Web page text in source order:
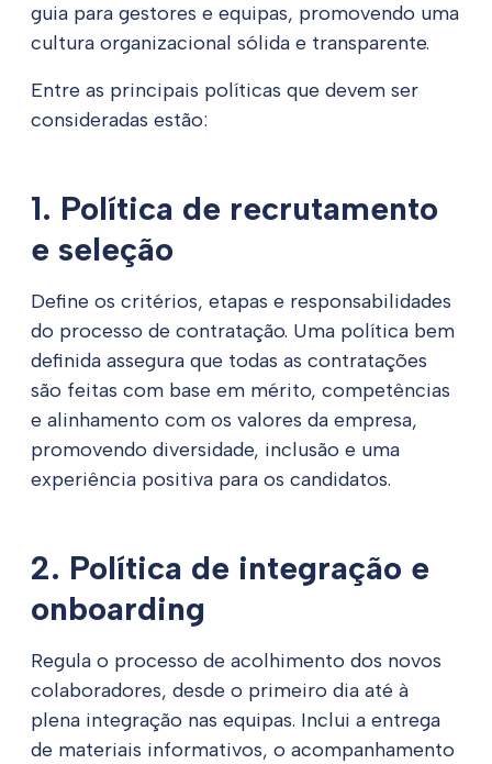
guia para gestores e equipas, promovendo uma
cultura organizacional sólida e transparente.
Entre as principais políticas que devem ser
consideradas estão:
1. Política de recrutamento
e seleção
Define os critérios, etapas e responsabilidades
do processo de contratação. Uma política bem
definida assegura que todas as contratações
são feitas com base em mérito, competências
e alinhamento com os valores da empresa,
promovendo diversidade, inclusão e uma
experiência positiva para os candidatos.
2. Política de integração e
onboarding
Regula o processo de acolhimento dos novos
colaboradores, desde o primeiro dia até à
plena integração nas equipas. Inclui a entrega
de materiais informativos, o acompanhamento